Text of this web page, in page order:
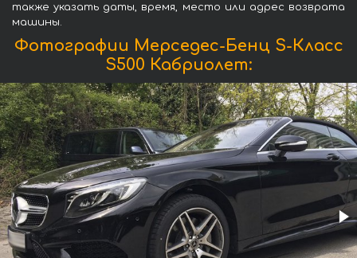
также указать даты, время, место или адрес возврата
машины.
Фотографии Мерседес-Бенц S-Класс
S500 Кабриолет: